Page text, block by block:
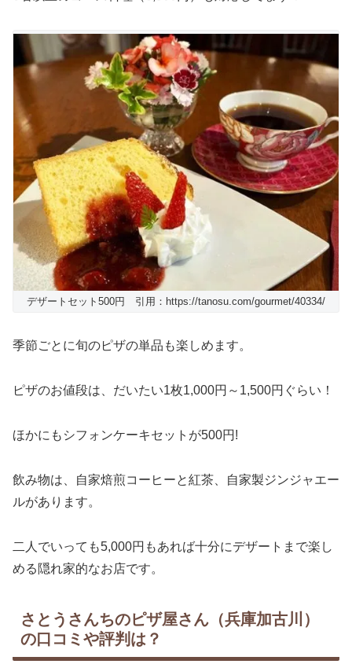
デザートセット500円 引用：https://tanosu.com/gourmet/40334/
季節ごとに旬のピザの単品も楽しめます。
ピザのお値段は、だいたい1枚1,000円～1,500円ぐらい！
ほかにもシフォンケーキセットが500円!
飲み物は、自家焙煎コーヒーと紅茶、自家製ジンジャエー
ルがあります。
二人でいっても5,000円もあれば十分にデザートまで楽し
める隠れ家的なお店です。
さとうさんちのピザ屋さん（兵庫加古川）
の口コミや評判は？